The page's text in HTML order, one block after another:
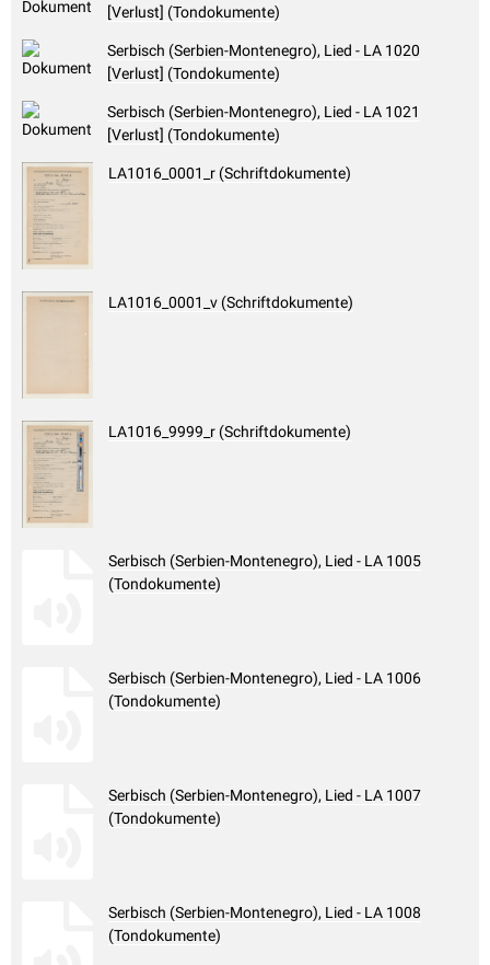
[Verlust] (Tondokumente)
Serbisch (Serbien-Montenegro), Lied - LA 1020
[Verlust] (Tondokumente)
Serbisch (Serbien-Montenegro), Lied - LA 1021
[Verlust] (Tondokumente)
LA1016_0001_r (Schriftdokumente)
LA1016_0001_v (Schriftdokumente)
LA1016_9999_r (Schriftdokumente)
Serbisch (Serbien-Montenegro), Lied - LA 1005
(Tondokumente)
Serbisch (Serbien-Montenegro), Lied - LA 1006
(Tondokumente)
Serbisch (Serbien-Montenegro), Lied - LA 1007
(Tondokumente)
Serbisch (Serbien-Montenegro), Lied - LA 1008
(Tondokumente)